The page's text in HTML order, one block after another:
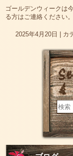
ゴールデンウィークは
る方はご連絡ください
2025年4月20日 | カ